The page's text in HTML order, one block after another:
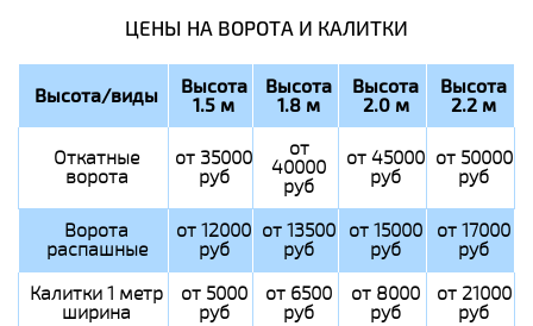
ЦЕНЫ НА ВОРОТА И КАЛИТКИ
Высота/виды Высота
1.5 м
Высота
1.8 м
Высота
2.0 м
Высота
2.2 м
Откатные
ворота
от 35000
руб
от
40000
руб
от 45000
руб
от 50000
руб
Ворота
распашные
от 12000
руб
от 13500
руб
от 15000
руб
от 17000
руб
Калитки 1 метр
ширина
от 5000
руб
от 6500
руб
от 8000
руб
от 21000
руб